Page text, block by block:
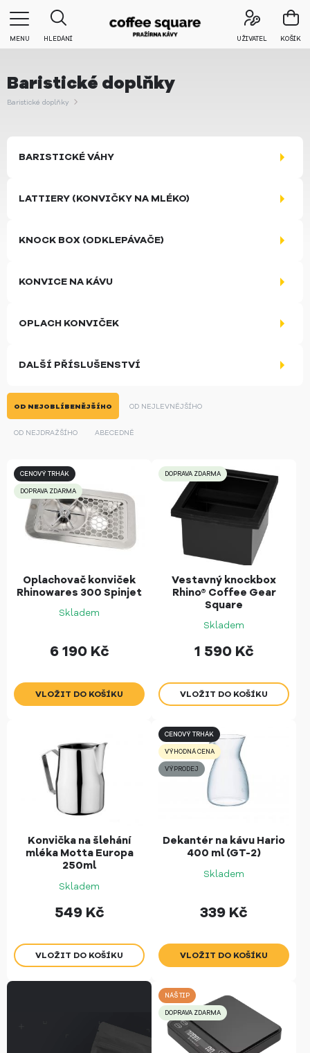
MENU HLEDÁNÍ UŽIVATEL KOŠÍK
Baristické doplňky
Baristické doplňky
BARISTICKÉ VÁHY
LATTIERY (KONVIČKY NA MLÉKO)
KNOCK BOX (ODKLEPÁVAČE)
KONVICE NA KÁVU
OPLACH KONVIČEK
DALŠÍ PŘÍSLUŠENSTVÍ
OD NEJOBLÍBENĚJŠÍHO OD NEJLEVNĚJŠÍHO
OD NEJDRAŽŠÍHO ABECEDNĚ
CENOVÝ TRHÁK
DOPRAVA ZDARMA
Oplachovač konviček
Rhinowares 300 Spinjet
Skladem
6 190 Kč
DOPRAVA ZDARMA
Vestavný knockbox
Rhino® Coffee Gear
Square
Skladem
1 590 Kč
Konvička na šlehání
mléka Motta Europa
250ml
Skladem
549 Kč
CENOVÝ TRHÁK
VÝHODNÁ CENA
VÝPRODEJ
Dekantér na kávu Hario
400 ml (GT-2)
Skladem
339 Kč
NÁŠ TIP
DOPRAVA ZDARMA